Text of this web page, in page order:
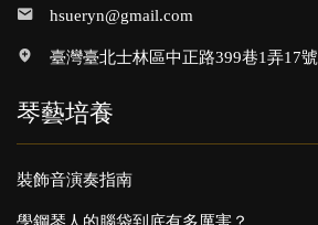
hsueryn@gmail.com
臺灣臺北士林區中正路399巷1弄17號
琴藝培養
裝飾音演奏指南
學鋼琴人的腦袋到底有多厲害？